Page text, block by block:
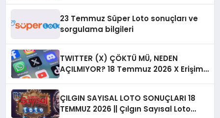
23 Temmuz Süper Loto sonuçları ve
sorgulama bilgileri
TWITTER (X) ÇÖKTÜ MÜ, NEDEN
AÇILMIYOR? 18 Temmuz 2026 X Erişim
ÇILGIN SAYISAL LOTO SONUÇLARI 18
TEMMUZ 2026 || Çılgın Sayısal Loto